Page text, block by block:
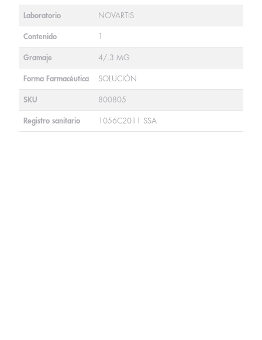
Laboratorio NOVARTIS
Contenido 1
Gramaje 4/.3 MG
Forma Farmacéutica SOLUCIÓN
SKU 800805
Registro sanitario 1056C2011 SSA